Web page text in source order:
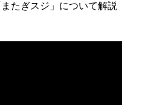
たぎスジ」について解説